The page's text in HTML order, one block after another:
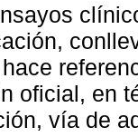
hace
oficial, en
vía de